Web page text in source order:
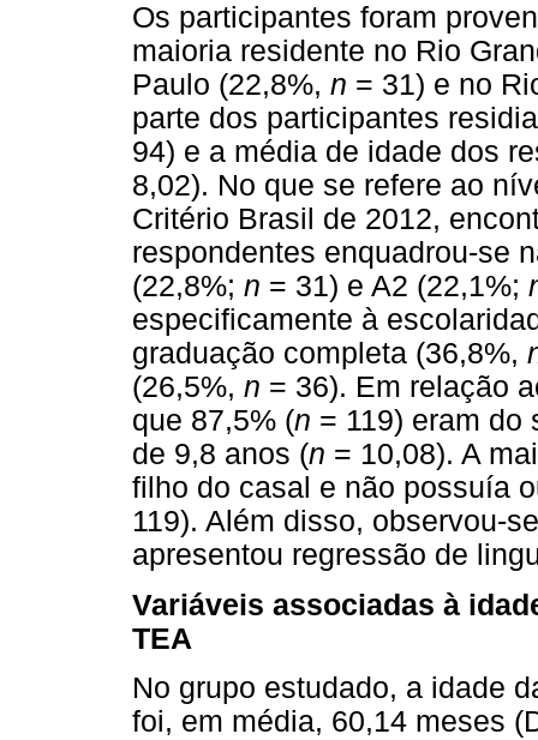
Os participantes foram
maioria residente no Rio
Paulo (22,8%, n = 31) e no
parte dos participantes
94) e a média de idade dos
8,02). No que se refere ao
Critério Brasil de 2012,
respondentes enquadrou-se
(22,8%; n = 31) e A2 (22,1%;
especificamente à
graduação completa (36,8%,
(26,5%, n = 36). Em relação
que 87,5% (n = 119) eram do
de 9,8 anos (n = 10,08). A
filho do casal e não possuía
119). Além disso, observou-
apresentou regressão de
Variáveis associadas à
TEA
No grupo estudado, a idade
foi, em média, 60,14 meses